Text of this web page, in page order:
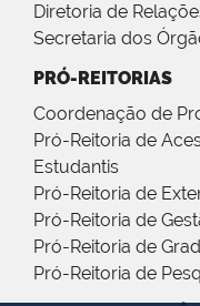
Diretoria de
Secretaria dos
PRÓ-REITORIAS
Coordenação de
Pró-Reitoria de
Estudantis
Pró-Reitoria de
Pró-Reitoria de
Pró-Reitoria de
Pró-Reitoria de